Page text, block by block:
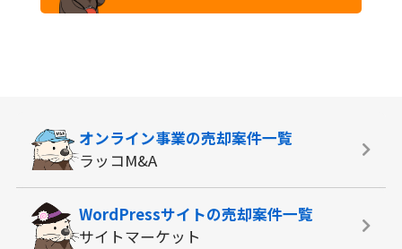
オンライン事業の売却案件一覧
ラッコM&A
WordPressサイトの売却案件一覧
サイトマーケット